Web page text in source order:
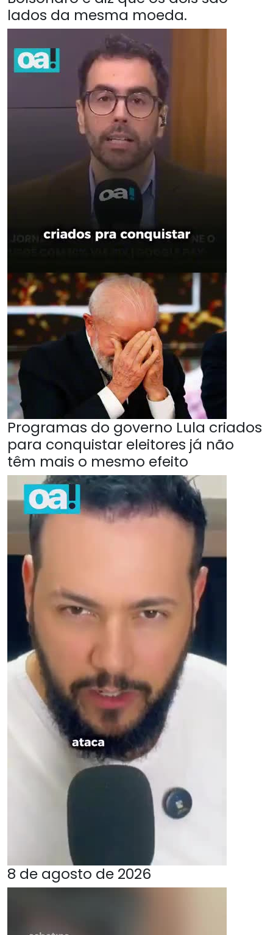
lados da mesma moeda.
Programas do governo Lula criados
para conquistar eleitores já não
têm mais o mesmo efeito
8 de agosto de 2026